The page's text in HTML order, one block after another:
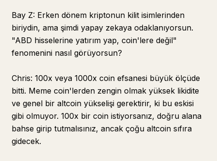
Bay Z: Erken dönem kriptonun kilit isimlerinden
biriydin, ama şimdi yapay zekaya odaklanıyorsun.
"ABD hisselerine yatırım yap, coin'lere değil"
fenomenini nasıl görüyorsun?
Chris: 100x veya 1000x coin efsanesi büyük ölçüde
bitti. Meme coin'lerden zengin olmak yüksek likidite
ve genel bir altcoin yükselişi gerektirir, ki bu eskisi
gibi olmuyor. 100x bir coin istiyorsanız, doğru alana
bahse girip tutmalısınız, ancak çoğu altcoin sıfıra
gidecek.